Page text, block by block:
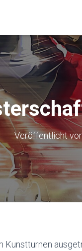
Veröffentlicht
Kunstturnen